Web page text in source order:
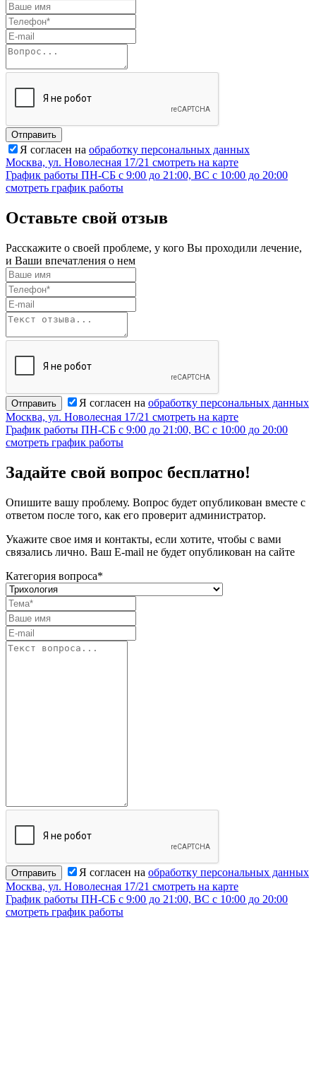
Отправить
Я согласен на обработку персональных данных
Москва, ул. Новолесная 17/21 смотреть на карте
График работы ПН-СБ с 9:00 до 21:00, ВС с 10:00 до 20:00
смотреть график работы
Оставьте свой отзыв
Расскажите о своей проблеме, у кого Вы проходили лечение,
и Ваши впечатления о нем
Отправить Я согласен на обработку персональных данных
Москва, ул. Новолесная 17/21 смотреть на карте
График работы ПН-СБ с 9:00 до 21:00, ВС с 10:00 до 20:00
смотреть график работы
Задайте свой вопрос бесплатно!
Опишите вашу проблему. Вопрос будет опубликован вместе с
ответом после того, как его проверит администратор.
Укажите свое имя и контакты, если хотите, чтобы с вами
связались лично. Ваш E-mail не будет опубликован на сайте
Категория вопроса*
Отправить Я согласен на обработку персональных данных
Москва, ул. Новолесная 17/21 смотреть на карте
График работы ПН-СБ с 9:00 до 21:00, ВС с 10:00 до 20:00
смотреть график работы